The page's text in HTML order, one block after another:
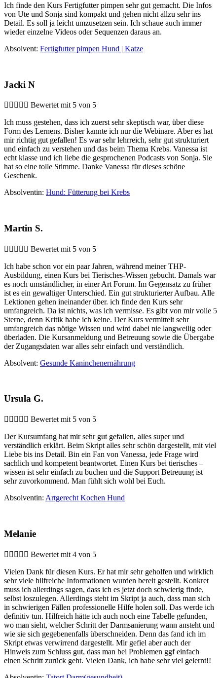
Ich finde den Kurs Fertigfutter pimpen sehr gut gemacht. Die Infos
von Ute und Sonja sind kompakt und gehen nicht allzu sehr ins
Detail. Es soll ja leicht umzusetzen sein. Ich schaue auch immer
wieder einzelne Videos oder Sequenzen daraus an.
Absolvent: Fertigfutter pimpen Hund | Katze
Jacki N
     Bewertet mit 5 von 5
Ich muss gestehen, dass ich zuerst sehr skeptisch war, über diese
Form des Lernens. Bisher kannte ich nur die Webinare. Aber es hat
mir richtig gut gefallen! Es war sehr lehrreich, sehr gut strukturiert
und einfach zu verstehen und das beim Thema Krebs. Vanessa ist
echt klasse und ich liebe die gesprochenen Podcasts von Sonja. Sie
hat so eine tolle Stimme. Danke Vanessa für dieses schöne
Geschenk.
Absolventin: Hund: Fütterung bei Krebs
Martin S.
     Bewertet mit 5 von 5
Ich habe schon vor ein paar Jahren, während meiner THP-
Ausbildung, einen Kurs bei Tierisches-Wissen gebucht. Damals war
es noch umständlicher, in einer Art Forum. Im Gegensatz zu früher
ist es ein gewaltiger Unterschied. Ein gut strukturierter Aufbau. Alle
Lektionen gehen ineinander über. ich finde den Kurs sehr
umfangreich. Da ist nichts, was ich vermisse. Es gibt von mir volle 5
Sterne, denn Kritik habe ich keine. Der Kurs vermittelt sehr
umfangreich das nötige Wissen und wird dabei nie langweilig oder
überladen. Die Kursanmeldung und Betreuung sowie die Übergabe
der Zugangsdaten war alles sehr einfach und verständlich.
Absolvent: Gesunde Kaninchenernährung
Ursula G.
     Bewertet mit 5 von 5
Der Kursumfang hat mir sehr gut gefallen, alles super und
verständlich erklärt. Beim Skript alles sehr schön dargestellt, mit viel
Liebe bis ins Detail. Bin ein Fan von Vanessa, jede Frage wird
sachlich und kompetent beantwortet. Einen Kurs bei tierisches –
wissen ist sehr einfach zu buchen und die Support Betreuung ist
sehr zuvorkommend. Man fühlt sich wohl bei Euch.
Absolventin: Artgerecht Kochen Hund
Melanie
     Bewertet mit 4 von 5
Vielen Dank für diesen Kurs. Er hat mir sehr geholfen und wirklich
sehr viele hilfreiche Informationen wurden bereit gestellt. Konkret
muss ich allerdings sagen, dass ich es jetzt doch schwierig finde,
selbst loszulegen. Allerdings steht im Skript ja auch, dass man sich
in schwierigen Fällen professionelle Hilfe holen soll. Das werde ich
definitiv tun. Hilfreich hätte ich auch noch eine Tabelle gefunden,
wo man sieht, welcher Schritt der Darmsanierung wann ansteht und
wie sie sich gegebenenfalls überschneiden. Denn das fand ich im
Skript etwas verwirrend dargestellt. Mir gefiel aber auch der
Hinweis zum Schluss gut, dass man bei Problemen ggf einfach
einen Schritt zurück geht. Vielen Dank, ich habe sehr viel gelernt!!